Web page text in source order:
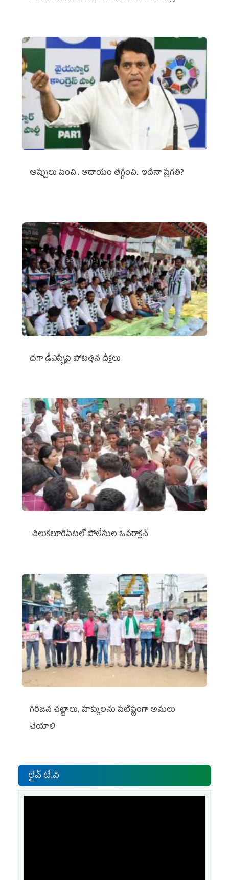
అప్పులు పెంచి.. ఆదాయం తగ్గించి.. ఇదేనా ప్రగతి?
దగా డీఎస్సీపై పోటెత్తిన దీక్షలు
చిలుక‌లూరిపేట‌లో పోలీసుల ఓవ‌రాక్ష‌న్‌
గిరిజన చట్టాలు, హక్కులను పటిష్టంగా అమలు
చేయాలి
లైవ్ టి.వి